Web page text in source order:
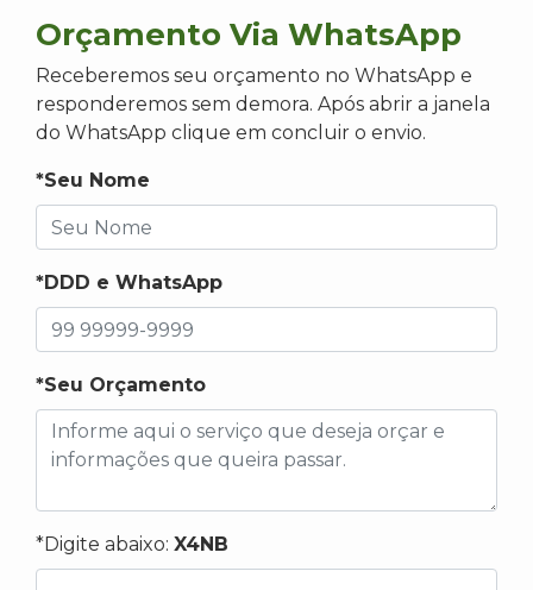
Orçamento Via WhatsApp
Receberemos seu orçamento no WhatsApp e
responderemos sem demora. Após abrir a janela
do WhatsApp clique em concluir o envio.
*Seu Nome
*DDD e WhatsApp
*Seu Orçamento
*Digite abaixo: X4NB